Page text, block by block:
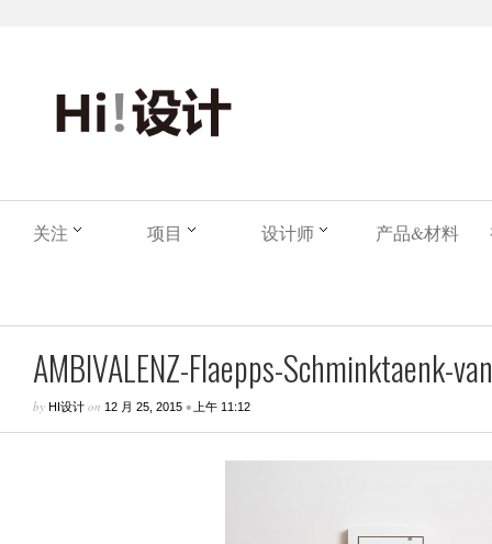
关注 项目 设计师 产品&材料
AMBIVALENZ-Flaepps-Schminktaenk-
by HI设计 on 12 月 25, 2015 • 上午 11:12